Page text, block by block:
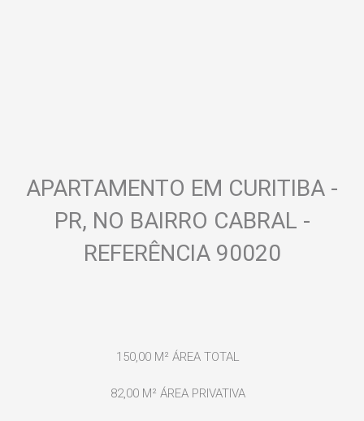
APARTAMENTO EM CURITIBA -
PR, NO BAIRRO CABRAL -
REFERÊNCIA 90020
150,00 M² ÁREA TOTAL
82,00 M² ÁREA PRIVATIVA